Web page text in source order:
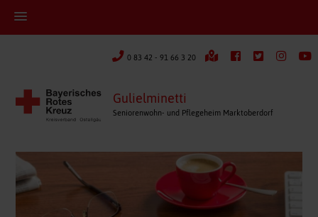
0 83 42 - 91 66 3 20
Gulielminetti
Seniorenwohn- und Pflegeheim Marktoberdorf